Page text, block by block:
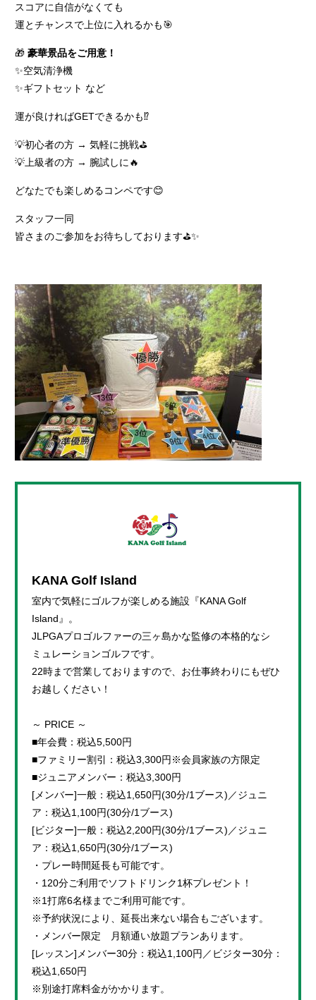
スコアに自信がなくても
運とチャンスで上位に入れるかも🎯
🎁 豪華景品をご用意！
✨空気清浄機
✨ギフトセット など
運が良ければGETできるかも⁉️
💡初心者の方 → 気軽に挑戦⛳️
💡上級者の方 → 腕試しに🔥
どなたでも楽しめるコンペです😊
スタッフ一同
皆さまのご参加をお待ちしております⛳️✨
KANA Golf Island
室内で気軽にゴルフが楽しめる施設『KANA Golf
Island』。
JLPGAプロゴルファーの三ヶ島かな監修の本格的なシ
ミュレーションゴルフです。
22時まで営業しておりますので、お仕事終わりにもぜひ
お越しください！
～ PRICE ～
■年会費：税込5,500円
■ファミリー割引：税込3,300円※会員家族の方限定
■ジュニアメンバー：税込3,300円
[メンバー]一般：税込1,650円(30分/1ブース)／ジュニ
ア：税込1,100円(30分/1ブース)
[ビジター]一般：税込2,200円(30分/1ブース)／ジュニ
ア：税込1,650円(30分/1ブース)
・プレー時間延長も可能です。
・120分ご利用でソフトドリンク1杯プレゼント！
※1打席6名様までご利用可能です。
※予約状況により、延長出来ない場合もございます。
・メンバー限定 月額通い放題プランあります。
[レッスン]メンバー30分：税込1,100円／ビジター30分：
税込1,650円
※別途打席料金がかかります。